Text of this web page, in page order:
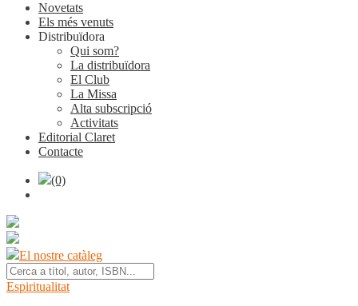
Novetats
Els més venuts
Distribuïdora
Qui som?
La distribuïdora
El Club
La Missa
Alta subscripció
Activitats
Editorial Claret
Contacte
(0)
El nostre catàleg
Espiritualitat